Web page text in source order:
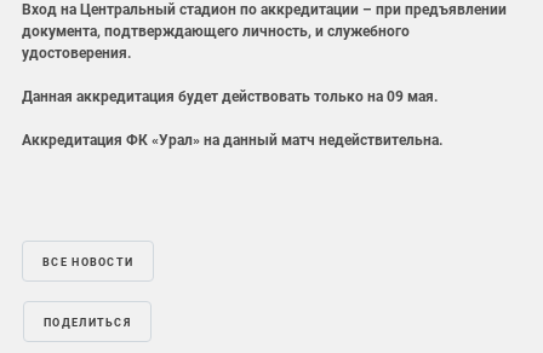
Вход на Центральный стадион по аккредитации – при предъявлении
документа, подтверждающего личность, и служебного
удостоверения.
Данная аккредитация будет действовать только на 09 мая.
Аккредитация ФК «Урал» на данный матч недействительна.
ВСЕ НОВОСТИ
ПОДЕЛИТЬСЯ